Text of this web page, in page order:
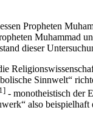
Propheten
Muhammad
dieser
Sinnwelt“
- monotheistisch der
also beispielhaft